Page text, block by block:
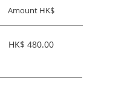
Amount HK$
HK$ 480.00